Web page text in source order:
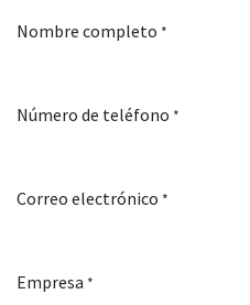
Nombre completo *
Número de teléfono *
Correo electrónico *
Empresa *